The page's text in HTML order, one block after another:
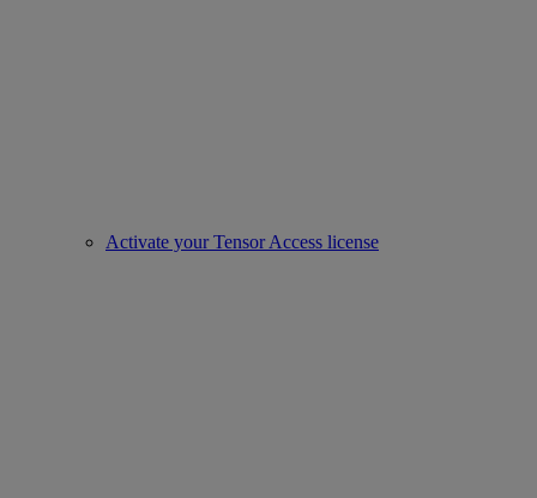
Activate your Tensor Access license